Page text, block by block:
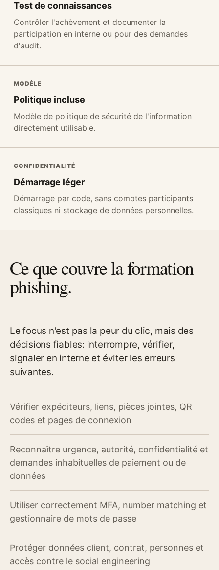
Test de connaissances
Contrôler l'achèvement et documenter la
participation en interne ou pour des demandes
d'audit.
MODÈLE
Politique incluse
Modèle de politique de sécurité de l'information
directement utilisable.
CONFIDENTIALITÉ
Démarrage léger
Démarrage par code, sans comptes participants
classiques ni stockage de données personnelles.
Ce que couvre la formation
phishing.
Le focus n'est pas la peur du clic, mais des
décisions fiables: interrompre, vérifier,
signaler en interne et éviter les erreurs
suivantes.
Vérifier expéditeurs, liens, pièces jointes, QR
codes et pages de connexion
Reconnaître urgence, autorité, confidentialité et
demandes inhabituelles de paiement ou de
données
Utiliser correctement MFA, number matching et
gestionnaire de mots de passe
Protéger données client, contrat, personnes et
accès contre le social engineering